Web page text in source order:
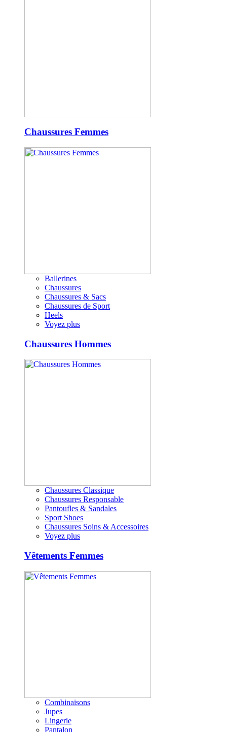
Chaussures Femmes
Ballerines
Chaussures
Chaussures & Sacs
Chaussures de Sport
Heels
Voyez plus
Chaussures Hommes
Chaussures Classique
Chaussures Responsable
Pantoufles & Sandales
Sport Shoes
Chaussures Soins & Accessoires
Voyez plus
Vêtements Femmes
Combinaisons
Jupes
Lingerie
Pantalon